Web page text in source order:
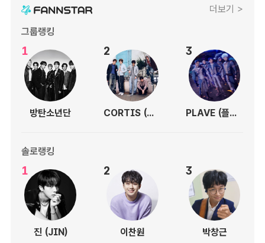
더보기 >
그룹랭킹
1
방탄소년단
2
CORTIS (코르티스)
3
PLAVE (플레이브)
솔로랭킹
1
진 (JIN)
2
이찬원
3
박창근